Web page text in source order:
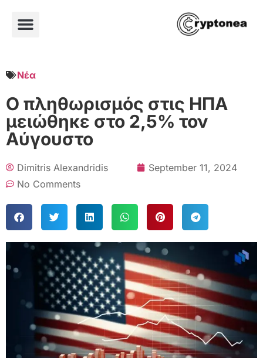
Νέα
Ο πληθωρισμός στις ΗΠΑ
μειώθηκε στο 2,5% τον
Αύγουστο
Dimitris Alexandridis
September 11, 2024
No Comments